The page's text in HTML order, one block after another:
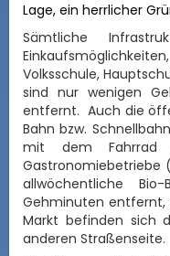
Lage, ein herrlicher
Sämtliche
Volksschule,
sind nur wenigen
entfernt. Auch die
Bahn bzw.
mit dem Fahrrad
Gastronomiebetriebe
allwöchentliche
Gehminuten entfernt,
Markt befinden sich
anderen Straßenseite.